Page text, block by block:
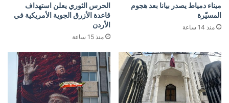
ميناء دمياط يصدر بيانا بعد هجوم
المسيّرة
منذ 14 ساعة
الحرس الثوري يعلن استهداف
قاعدة الأزرق الجوية الأمريكية في
الأردن
منذ 15 ساعة